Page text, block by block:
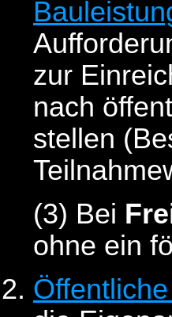
zur
nach
stellen
(3) Bei
ohne ein